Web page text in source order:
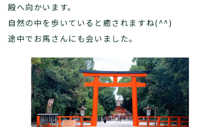
殿へ向かいます。
自然の中を歩いていると癒されますね(^^)
途中でお馬さんにも会いました。